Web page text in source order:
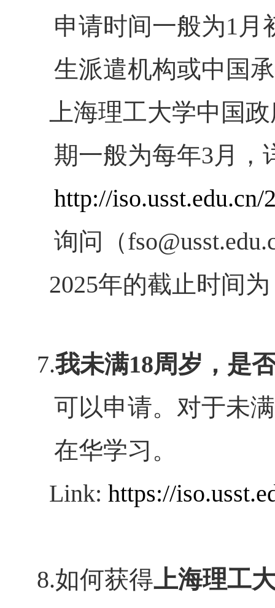
申请时间一般为1月
生派遣机构或中国
上海理工大学中国
期一般为每年3月，
http://iso.usst.edu.cn/
询问（
2025年的截止时间
7.我未满18周岁，是
可以申请。对于未满
在华学习。
Link: https://
8.如何获得上海理工